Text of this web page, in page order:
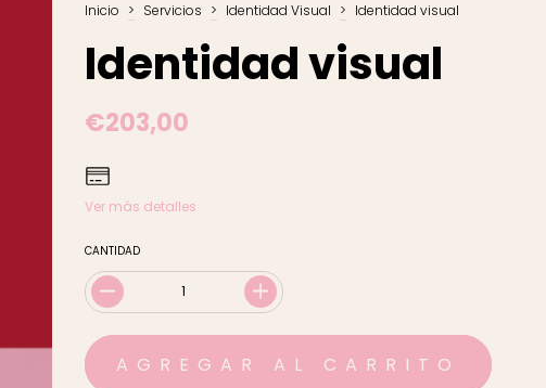
Inicio > Servicios > Identidad Visual > Identidad visual
Identidad visual
€203,00
Ver más detalles
CANTIDAD